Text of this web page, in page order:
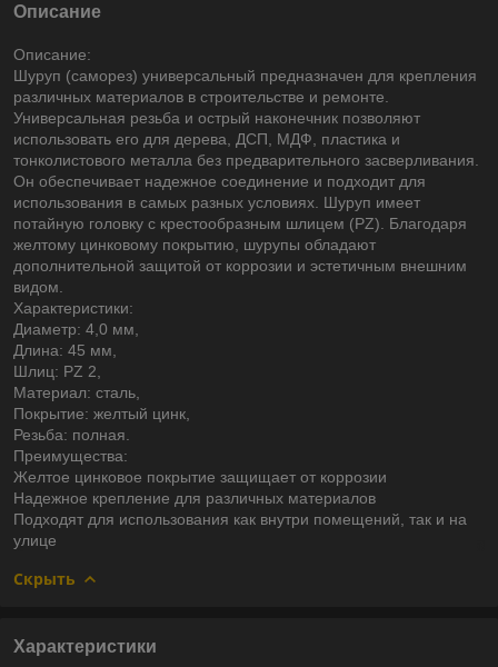
Описание
Описание:
Шуруп (саморез) универсальный предназначен для крепления
различных материалов в строительстве и ремонте.
Универсальная резьба и острый наконечник позволяют
использовать его для дерева, ДСП, МДФ, пластика и
тонколистового металла без предварительного засверливания.
Он обеспечивает надежное соединение и подходит для
использования в самых разных условиях. Шуруп имеет
потайную головку с крестообразным шлицем (PZ). Благодаря
желтому цинковому покрытию, шурупы обладают
дополнительной защитой от коррозии и эстетичным внешним
видом.
Характеристики:
Диаметр: 4,0 мм,
Длина: 45 мм,
Шлиц: PZ 2,
Материал: сталь,
Покрытие: желтый цинк,
Резьба: полная.
Преимущества:
Желтое цинковое покрытие защищает от коррозии
Надежное крепление для различных материалов
Подходят для использования как внутри помещений, так и на
улице
Скрыть
Характеристики